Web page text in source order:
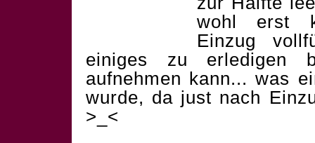
wohl erst
Einzug
einiges zu erledigen
aufnehmen kann... was
wurde, da just nach
>_<